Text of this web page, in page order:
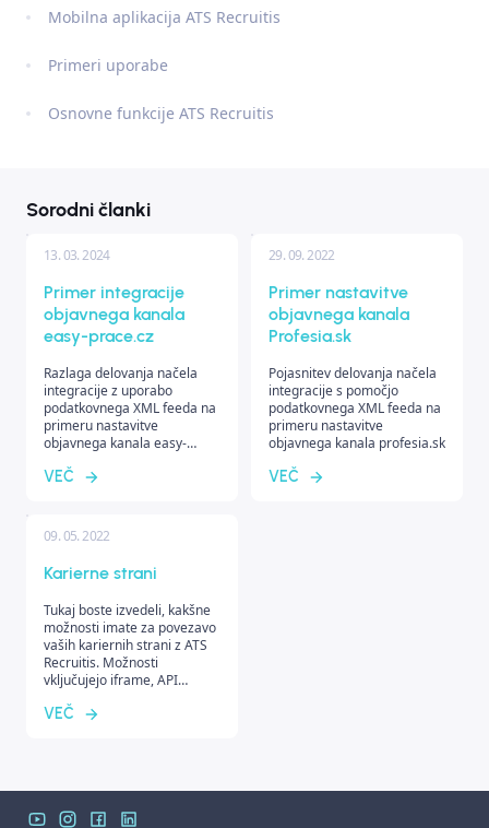
Mobilna aplikacija ATS Recruitis
Primeri uporabe
Osnovne funkcije ATS Recruitis
Sorodni članki
13. 03. 2024
Primer integracije
objavnega kanala
easy-prace.cz
Razlaga delovanja načela
integracije z uporabo
podatkovnega XML feeda na
primeru nastavitve
objavnega kanala easy-
VEČ
29. 09. 2022
Primer nastavitve
objavnega kanala
Profesia.sk
Pojasnitev delovanja načela
integracije s pomočjo
podatkovnega XML feeda na
primeru nastavitve
objavnega kanala profesia.sk
VEČ
09. 05. 2022
Karierne strani
Tukaj boste izvedeli, kakšne
možnosti imate za povezavo
vaših kariernih strani z ATS
Recruitis. Možnosti
vključujejo iframe, API
uporabe obrazca za odgovor.
VEČ